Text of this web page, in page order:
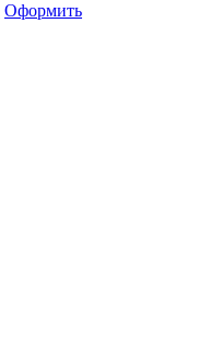
Оформить